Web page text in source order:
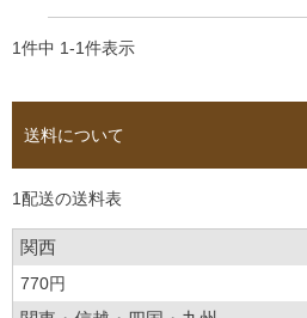
1件中 1-1件表示
送料について
1配送の送料表
関西
770円